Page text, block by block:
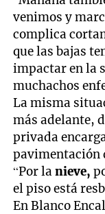
venimos y
complica
que las bajas
impactar en la
muchachos
La misma
más adelante,
privada
pavimentación
“Por lanieve,
el piso está
En Blanco